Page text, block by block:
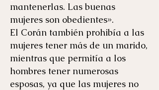
mantenerlas. Las buenas
mujeres son obedientes».
El Corán también prohibía a las
mujeres tener más de un marido,
mientras que permitía a los
hombres tener numerosas
esposas, ya que las mujeres no